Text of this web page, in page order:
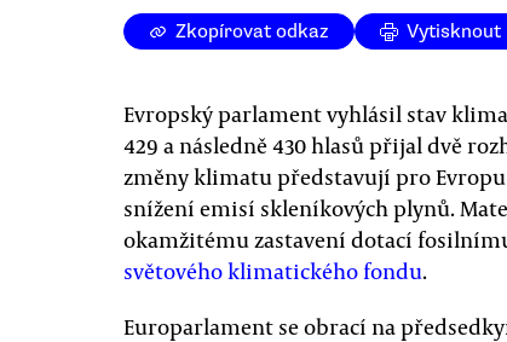
Zkopírovat odkaz Vytisknout
Evropský parlament vyhlásil stav
429 a následně 430 hlasů přijal dvě
změny klimatu představují pro Evropu
snížení emisí skleníkových plynů.
okamžitému zastavení dotací
světového klimatického fondu.
Europarlament se obrací na